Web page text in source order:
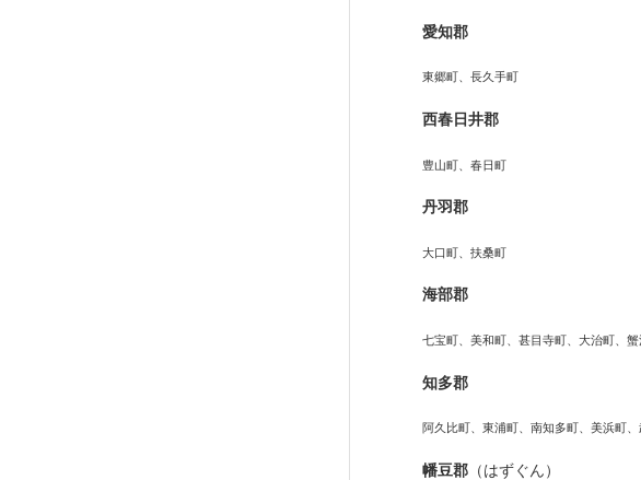
愛知郡
東郷町、長久手町
西春日井郡
豊山町、春日町
丹羽郡
大口町、扶桑町
海部郡
七宝町、美和町、甚目寺町、大治町、
知多郡
阿久比町、東浦町、南知多町、美浜町、
幡豆郡 （はずぐん）